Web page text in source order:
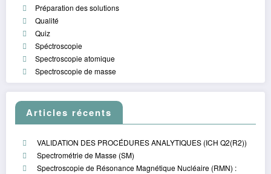
Préparation des solutions
Qualité
Quiz
Spéctroscopie
Spectroscopie atomique
Spectroscopie de masse
Articles récents
VALIDATION DES PROCÉDURES ANALYTIQUES (ICH Q2(R2))
Spectrométrie de Masse (SM)
Spectroscopie de Résonance Magnétique Nucléaire (RMN) :